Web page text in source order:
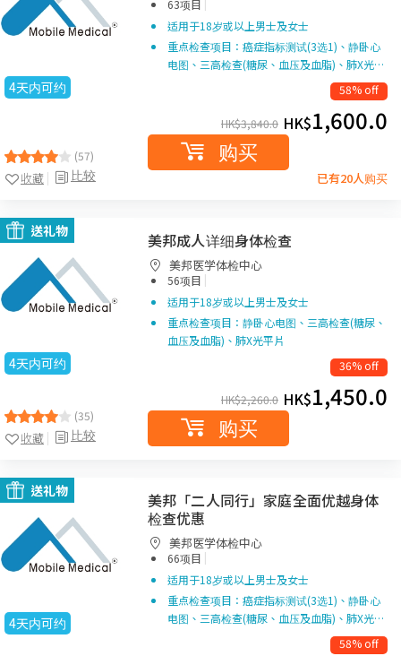
4天内可约
(57)
比较
收藏
63项目 |
适用于18岁或以上男士及女士
重点检查项目：癌症指标测试(3选1)、静卧心
电图、三高检查(糖尿、血压及血脂)、肺X光…
58% off
HK$3,840.0 HK$1,600.0
购买
已有20人购买
送礼物
4天内可约
(35)
比较
收藏
美邦成人详细身体检查
美邦医学体检中心
56项目 |
适用于18岁或以上男士及女士
重点检查项目：静卧心电图、三高检查(糖尿、
血压及血脂)、肺X光平片
36% off
HK$2,260.0 HK$1,450.0
购买
送礼物
4天内可约
美邦「二人同行」家庭全面优越身体
检查优惠
美邦医学体检中心
66项目 |
适用于18岁或以上男士及女士
重点检查项目：癌症指标测试(3选1)、静卧心
电图、三高检查(糖尿、血压及血脂)、肺X光…
58% off